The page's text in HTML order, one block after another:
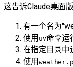
这告诉Claude桌面版
有一个名为
使用 uv命令运
在指定目录中
使用